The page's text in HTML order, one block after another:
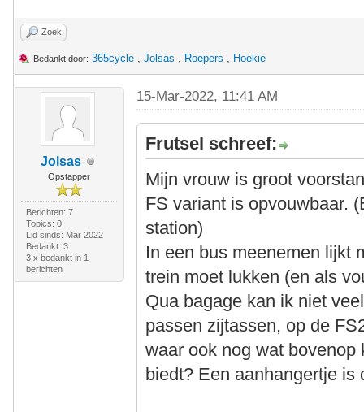
Zoek
Bedankt door: 365cycle , Jolsas , Roepers , Hoekie
Jolsas
Opstapper
Berichten: 7
Topics: 0
Lid sinds: Mar 2022
Bedankt: 3
3 x bedankt in 1
berichten
15-Mar-2022, 11:41 AM
Frutsel schreef:
Mijn vrouw is groot
FS variant is opvouwbaar.
station)
In een bus meenemen lijkt
trein moet lukken (en als
Qua bagage kan ik niet
passen zijtassen, op de
waar ook nog wat
biedt? Een aanhangertje is